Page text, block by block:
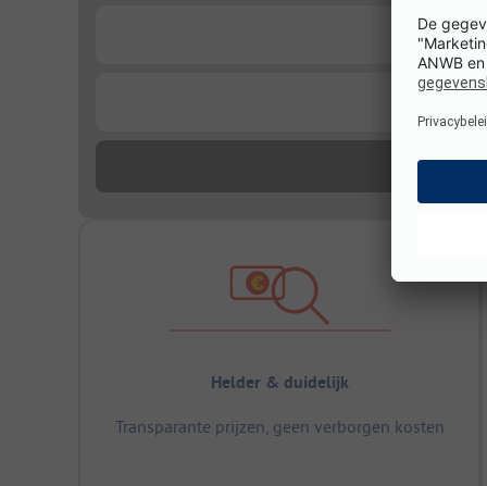
Helder & duidelijk
Transparante prijzen, geen verborgen kosten